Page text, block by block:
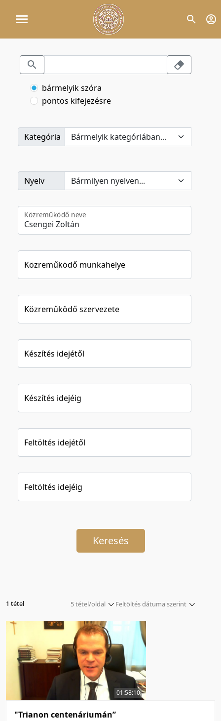
bármelyik szóra
pontos kifejezésre
Kategória
Nyelv
Közreműködő neve
Közreműködő munkahelye
Közreműködő szervezete
Készítés idejétől
Készítés idejéig
Feltöltés idejétől
Feltöltés idejéig
Keresés
Feltöltés dátuma szerint
Relevancia szerint
Kezdés/felvétel dátuma szerint
Kezdés/felvétel dátuma szerint
Feltöltés dátuma szerint
Feltöltés dátuma szerint
Utolsó módosítás szerint
Utolsó módosítás szerint
1 tétel
5 tétel/oldal
5 tétel/oldal
10 tétel/oldal
20 tétel/oldal
50 tétel/oldal
100 tétel/oldal
01:58:10
"Trianon centenáriumán”